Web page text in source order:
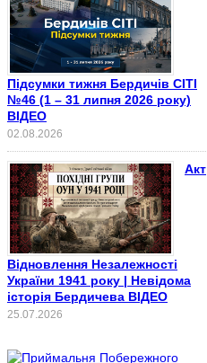
Підсумки тижня Бердичів СІТІ
№46 (1 – 31 липня 2026 року)
ВІДЕО
02.08.2026
Акт
Відновлення Незалежності
України 1941 року | Невідома
історія Бердичева ВІДЕО
25.07.2026